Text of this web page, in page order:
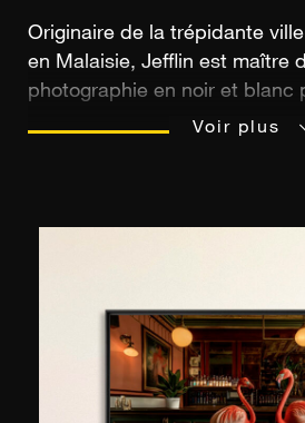
Originaire de la trépidante
en Malaisie, Jefflin est maître
photographie en noir et blanc
exposition. Après des études
Jefflin entreprend une œuvre
consacrée aux paysages
présence humaine. Ses
été exposées en Ukraine et
Voir plus